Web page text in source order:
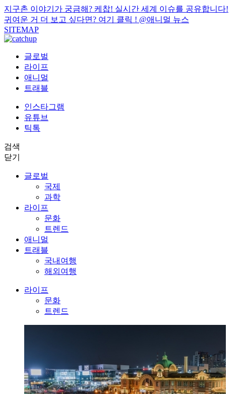
지구촌 이야기가 궁금해? 케찹! 실시간 세계 이슈를 공유합니다!
귀여운 거 더 보고 싶다면? 여기 클릭 ! @애니멀 뉴스
SITEMAP
글로벌
라이프
애니멀
트래블
인스타그램
유튜브
틱톡
검색
닫기
글로벌
국제
과학
라이프
문화
트렌드
애니멀
트래블
국내여행
해외여행
라이프
문화
트렌드